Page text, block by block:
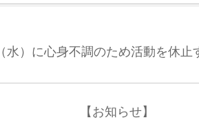
）に心身不調のため活動を休止
【お知らせ】